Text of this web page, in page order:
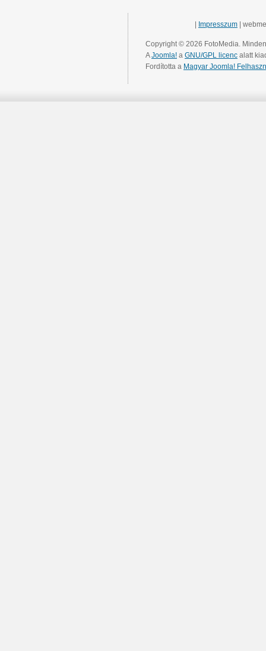
Impresszum |
Copyright © 2026 FotoMedia.
AJoomla! a GNU/GPL licenc alatt
Fordította a Magyar Joomla!